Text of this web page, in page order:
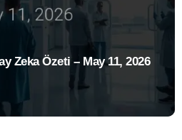
Zeka Özeti – May 11, 2026